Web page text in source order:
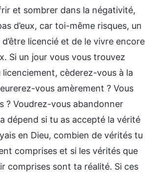
et sombrer dans la négativité,
d’eux, car toi-même risques, un
d’être licencié et de le vivre encore
Si un jour vous vous trouvez
cèderez-vous à la
vous amèrement ? Vous
? Voudrez-vous abandonner
dépend si tu as accepté la vérité
en Dieu, combien de vérités tu
comprises et si les vérités que
comprises sont ta réalité. Si ces